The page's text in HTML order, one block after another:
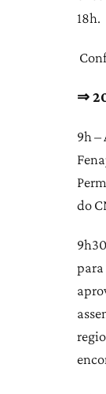
18h.
⇒
9h –
do
para